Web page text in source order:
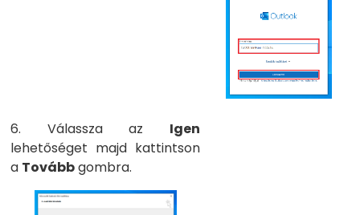
6. Válassza az Igen
lehetőséget majd kattintson
a Továbbgombra.